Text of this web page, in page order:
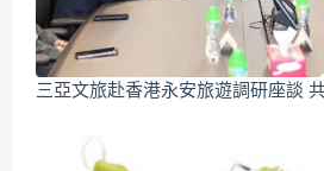
三亞文旅赴香港永安旅遊調研座談